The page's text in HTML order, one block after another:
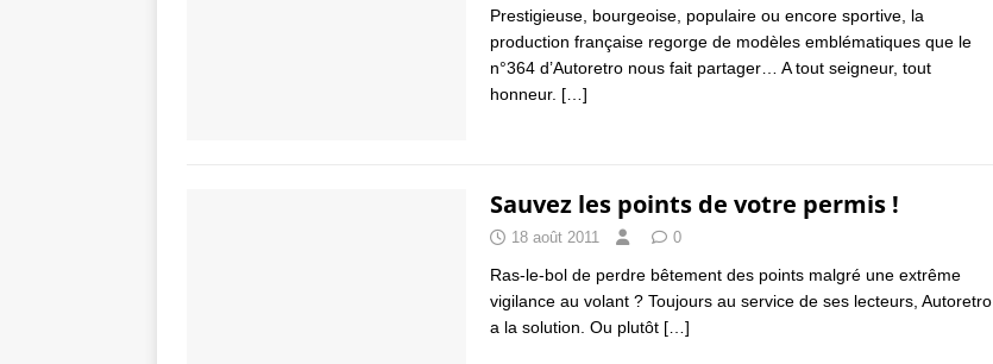
Prestigieuse, bourgeoise, populaire ou encore sportive, la
production française regorge de modèles emblématiques que le
n°364 d’Autoretro nous fait partager… A tout seigneur, tout
honneur. […]
Sauvez les points de votre permis !
18 août 2011 0
Ras-le-bol de perdre bêtement des points malgré une extrême
vigilance au volant ? Toujours au service de ses lecteurs, Autoretro
a la solution. Ou plutôt […]